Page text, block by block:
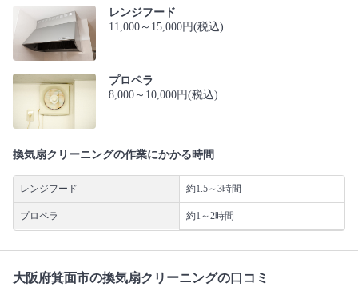
レンジフード
11,000～15,000円(税込)
プロペラ
8,000～10,000円(税込)
換気扇クリーニングの作業にかかる時間
レンジフード 約1.5～3時間
プロペラ 約1～2時間
大阪府箕面市の換気扇クリーニングの口コミ